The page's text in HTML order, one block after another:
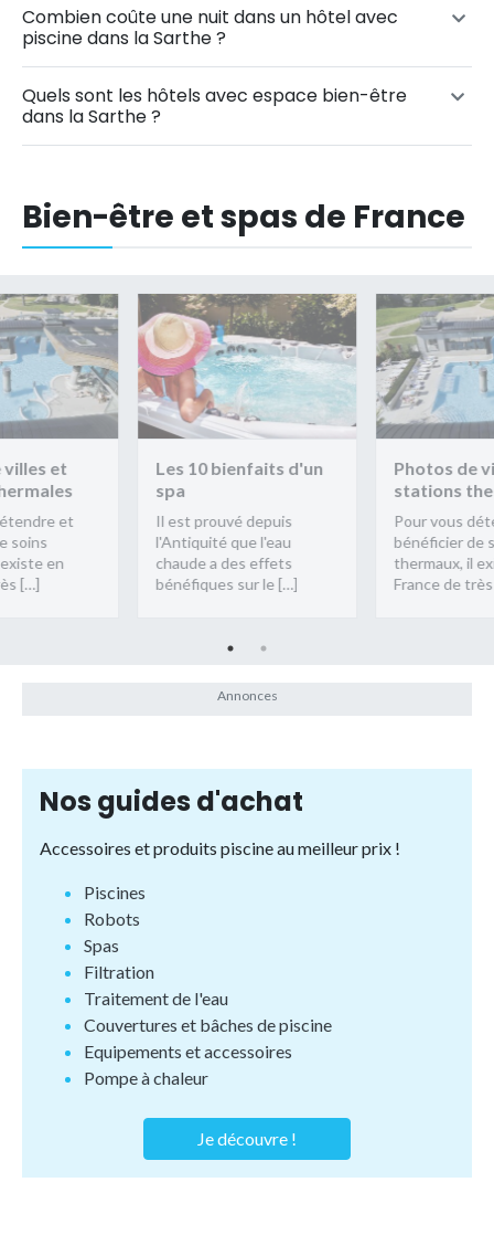
Combien coûte une nuit dans un hôtel avec
piscine dans la Sarthe ?
Quels sont les hôtels avec espace bien-être
dans la Sarthe ?
Bien-être et spas de France
villes et
et
soins
en
[…]
Les 10 bienfaits d'un
spa
Il est prouvé depuis
l'Antiquité que l'eau
chaude a des effets
bénéfiques sur le […]
Photos de
stations
Pour vous
bénéficier de
thermaux, il
France de
Nos guides d'achat
Accessoires et produits piscine au meilleur prix !
Piscines
Robots
Spas
Filtration
Traitement de l'eau
Couvertures et bâches de piscine
Equipements et accessoires
Pompe à chaleur
Je découvre !